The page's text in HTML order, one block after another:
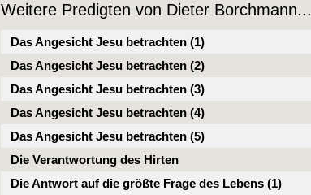
Weitere Predigten von Dieter Borchmann...
Das Angesicht Jesu betrachten (1)
Das Angesicht Jesu betrachten (2)
Das Angesicht Jesu betrachten (3)
Das Angesicht Jesu betrachten (4)
Das Angesicht Jesu betrachten (5)
Die Verantwortung des Hirten
Die Antwort auf die größte Frage des Lebens (1)